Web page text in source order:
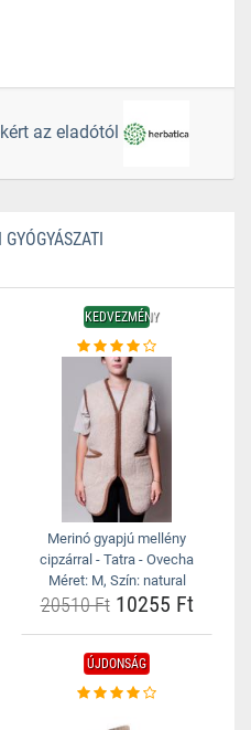
az eladótól
KEDVEZMÉNY
Merinó gyapjú mellény
cipzárral - Tatra - Ovecha
Méret: M, Szín: natural
20510 Ft10255 Ft
ÚJDONSÁG